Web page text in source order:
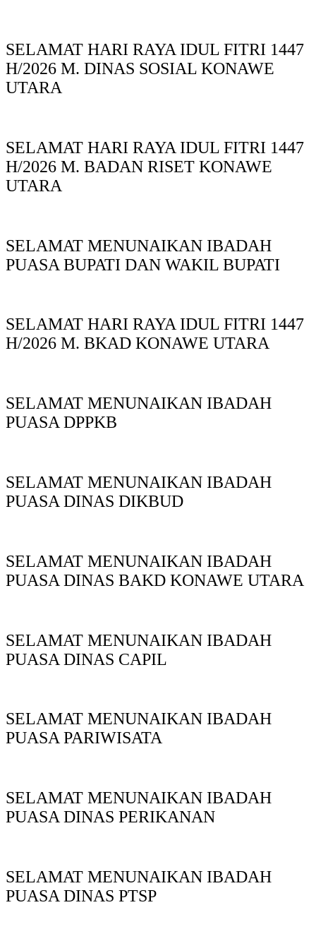
SELAMAT HARI RAYA IDUL FITRI 1447
H/2026 M. DINAS SOSIAL KONAWE
UTARA
SELAMAT HARI RAYA IDUL FITRI 1447
H/2026 M. BADAN RISET KONAWE
UTARA
SELAMAT MENUNAIKAN IBADAH
PUASA BUPATI DAN WAKIL BUPATI
SELAMAT HARI RAYA IDUL FITRI 1447
H/2026 M. BKAD KONAWE UTARA
SELAMAT MENUNAIKAN IBADAH
PUASA DPPKB
SELAMAT MENUNAIKAN IBADAH
PUASA DINAS DIKBUD
SELAMAT MENUNAIKAN IBADAH
PUASA DINAS BAKD KONAWE UTARA
SELAMAT MENUNAIKAN IBADAH
PUASA DINAS CAPIL
SELAMAT MENUNAIKAN IBADAH
PUASA PARIWISATA
SELAMAT MENUNAIKAN IBADAH
PUASA DINAS PERIKANAN
SELAMAT MENUNAIKAN IBADAH
PUASA DINAS PTSP